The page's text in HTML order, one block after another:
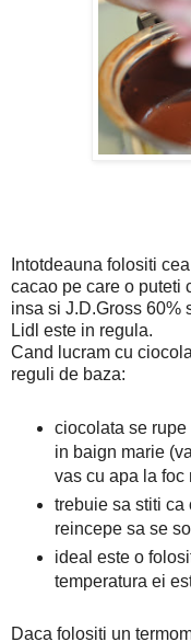
Intotdeauna folositi
cacao pe care o puteti
insa si J.D.Gross 60%
Lidl este in regula.
Cand lucram cu
reguli de baza:
ciocolata se
in baign marie
vas cu apa la foc
trebuie sa stiti ca
reincepe sa se
ideal este o
temperatura ei
Daca folositi un